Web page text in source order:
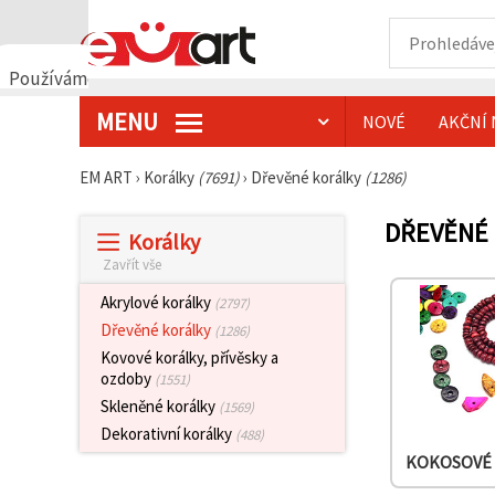
Používáme
MENU NOVÉ AKČNÍ
EM ART › Korálky (7691)› Dřevěné korálky (1286)
Korálky
Zavřít vše
Akrylové korálky (2797)
Dřevěné korálky (1286)
Kovové korálky, přívěsky a
ozdoby (1551)
Skleněné korálky (1569)
Dekorativní korálky (488)